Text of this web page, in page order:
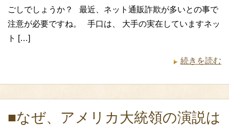
ごしでしょうか？ 最近、ネット通販詐欺が多いとの事で
注意が必要ですね。 手口は、 大手の実在していますネッ
ト […]
続きを読む
■なぜ、アメリカ大統領の演説は